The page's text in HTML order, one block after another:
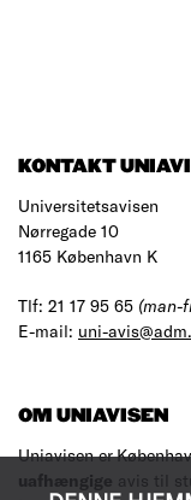
KONTAKT
Universitetsavisen
Nørregade 10
1165 København K
Tlf: 21 17 95 65 (man-
E-mail: uni-
OM UNIAVISEN
Uniavisen er
uafhængige avis til